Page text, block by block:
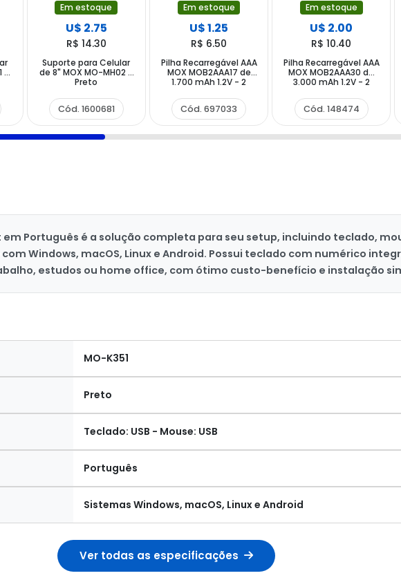
-
Em estoque
U$ 2.75
R$ 14.30
Suporte para Celular
de 8" MOX MO-MH02 -
Preto
Cód. 1600681
Em estoque
U$ 1.25
R$ 6.50
Pilha Recarregável AAA
MOX MOB2AAA17 de
1.700 mAh 1.2V - 2
Cód. 697033
Em estoque
U$ 2.00
R$ 10.40
Pilha Recarregável AAA
MOX MOB2AAA30 de
3.000 mAh 1.2V - 2
Cód. 148474
em Português é a solução completa para seu setup, incluindo teclado,
Windows, macOS, Linux e Android. Possui teclado com numérico
estudos ou home office, com ótimo custo-benefício e instalação
MO-K351
Preto
Teclado: USB - Mouse: USB
Português
Sistemas Windows, macOS, Linux e Android
Ver todas as especificações